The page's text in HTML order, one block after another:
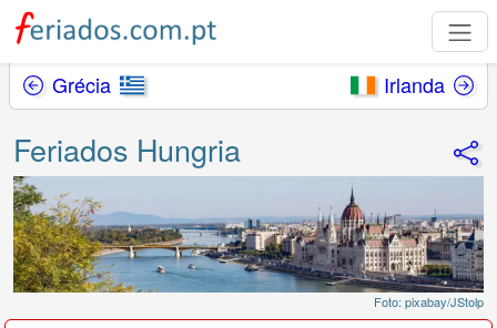
Grécia Irlanda
Feriados Hungria
Foto: pixabay/JStolp